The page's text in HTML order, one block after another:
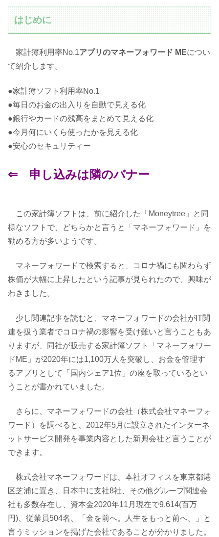
はじめに
家計簿利用率No.1アプリのマネーフォワード MEについ
て紹介します。
●家計簿ソフト利用率No.1
●毎日のお金の出入りを自動で見える化
●銀行やカードの残高をまとめて見える化
●今月何にいくら使ったかを見える化
●安心のセキュリティー
⇐ 申し込みは隣のバナー
この家計簿ソフトは、前に紹介した「Moneytree」と同
様なソフトで、どちらかと言うと「マネーフォワード」を
勧める方が多いようです。
マネーフォワードで検索すると、コロナ禍にも関わらず
株価が大幅に上昇したという記事が見られたので、興味が
わきました。
少し関連記事を読むと、マネーフォワードの会社がIT関
連を扱う業者でコロナ禍の影響を受け難いと言うこともあ
りますが、同社が販売する家計簿ソフト「マネーフォワー
ドME」が2020年には1,100万人を突破し、お金を管理す
るアプリとして「国内シェア1位」の座を取っているとい
うことが書かれていました。
さらに、マネーフォワードの会社（株式会社マネーフォ
ワード）を調べると、2012年5月に設立されたインターネ
ットサービス開発を事業内容とした新興会社と言うことが
できます。
株式会社マネーフォワードは、本社オフィスを東京都港
区芝浦に置き、日本中に支社8社、その他グループ関連会
社も多数存在し、資本金2020年11月現在で9,614(百万
円)、従業員504名、「金を前へ。人生をもっと前へ。」と
言うミッションを掲げた会社であることが分かりました。